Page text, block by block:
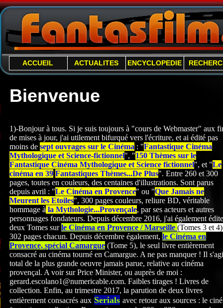
ACCUEIL ACTUALITES ENCYCLOPEDIE
Bienvenue
1)-Bonjour à tous. Si je suis toujours à "cours de Webmaster" aux
de mises à jour, j'ai utilement bifurqué vers l'écriture, et ai édité pas
moins de sept ouvrages sur le Cinéma : "Fantastique Cinéma
Mythologique et Science-fictionnel", "150 Thèmes sur le
Fantastique Cinéma Mythologique et Science fictionnel", et "Le
cinéma en 39 Fantastiques Thèmes...De Plus". Entre 260 et 300
pages, toutes en couleurs, des centaines d'illustrations. Sont parus
depuis avril : "Le Cinéma en Provence" ou "Que Jamais ne
Meurent les Etoiles", 300 pages couleurs, reliure BD, véritable
hommage à la Mythologie...Provençale, par ses acteurs et autres
personnages fondateurs. Depuis décembre 2016, j'ai également
deux Tomes surle Cinéma en Provence / Marseille (Tomes 3 et 4)
302 pages chacun. Depuis décembre également, le Cinéma en
Provence, spécial Camargue (Tome 5), le seul livre entièrement
consacré au cinéma tourné en Camargue. A ne pas manquer ! Il
total de la plus grande oeuvre jamais parue, relative au cinéma
provençal. A voir sur Price Minister, ou auprès de moi :
gerard.escolano1@numericable.com. Faibles tirages ! Livres de
collection. Enfin, au trimestre 2017, la parution de deux livres
entièrement consacrés aux Serials avec retour aux sources : le